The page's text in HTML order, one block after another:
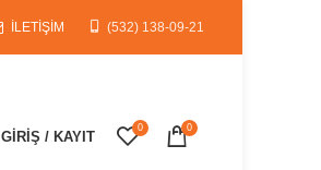
İLETİŞİM (532) 138-09-21
GIRIŞ / KAYIT
0 0